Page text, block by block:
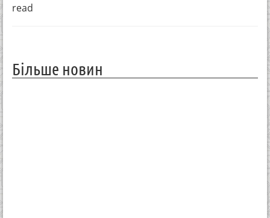
read
Більше новин